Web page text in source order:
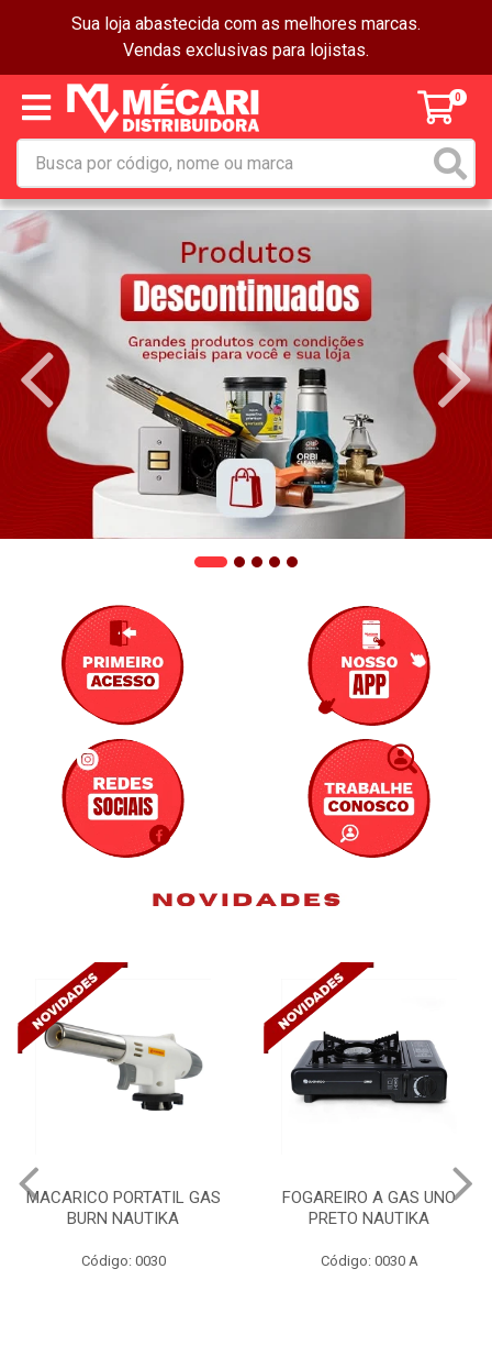
Sua loja abastecida com as melhores marcas.
Vendas exclusivas para lojistas.
0
PORTATIL GAS
BURN NAUTIKA
Código: 0030
FOGAREIRO A GAS UNO
PRETO NAUTIKA
Código: 0030 A